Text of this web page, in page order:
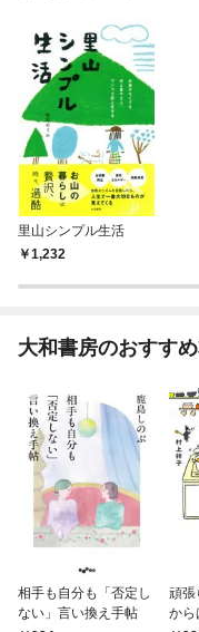
里山シンプル生活
1,232
大和書房のおすす
相手も自分も「否定し
ない」言い換え手帖
頑張
から